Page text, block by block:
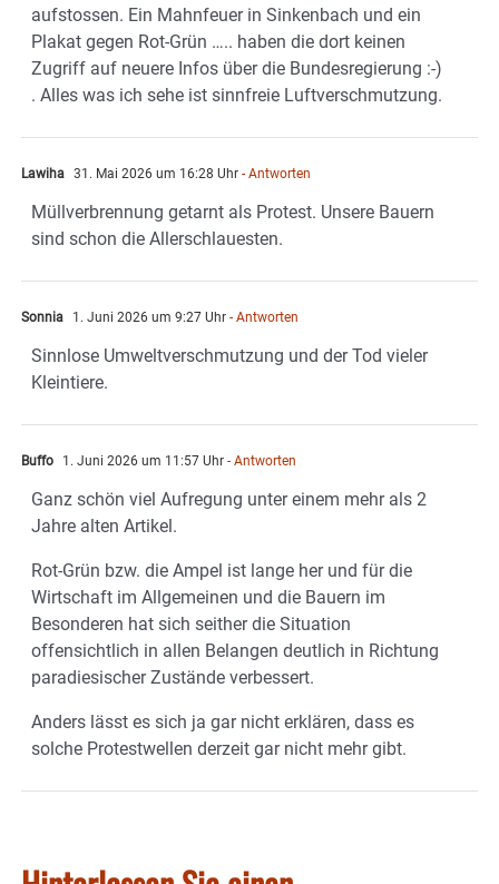
aufstossen. Ein Mahnfeuer in Sinkenbach und ein
Plakat gegen Rot-Grün ….. haben die dort keinen
Zugriff auf neuere Infos über die Bundesregierung :-)
. Alles was ich sehe ist sinnfreie Luftverschmutzung.
Lawiha 31. Mai 2026 um 16:28 Uhr - Antworten
Müllverbrennung getarnt als Protest. Unsere Bauern
sind schon die Allerschlauesten.
Sonnia 1. Juni 2026 um 9:27 Uhr - Antworten
Sinnlose Umweltverschmutzung und der Tod vieler
Kleintiere.
Buffo 1. Juni 2026 um 11:57 Uhr - Antworten
Ganz schön viel Aufregung unter einem mehr als 2
Jahre alten Artikel.
Rot-Grün bzw. die Ampel ist lange her und für die
Wirtschaft im Allgemeinen und die Bauern im
Besonderen hat sich seither die Situation
offensichtlich in allen Belangen deutlich in Richtung
paradiesischer Zustände verbessert.
Anders lässt es sich ja gar nicht erklären, dass es
solche Protestwellen derzeit gar nicht mehr gibt.